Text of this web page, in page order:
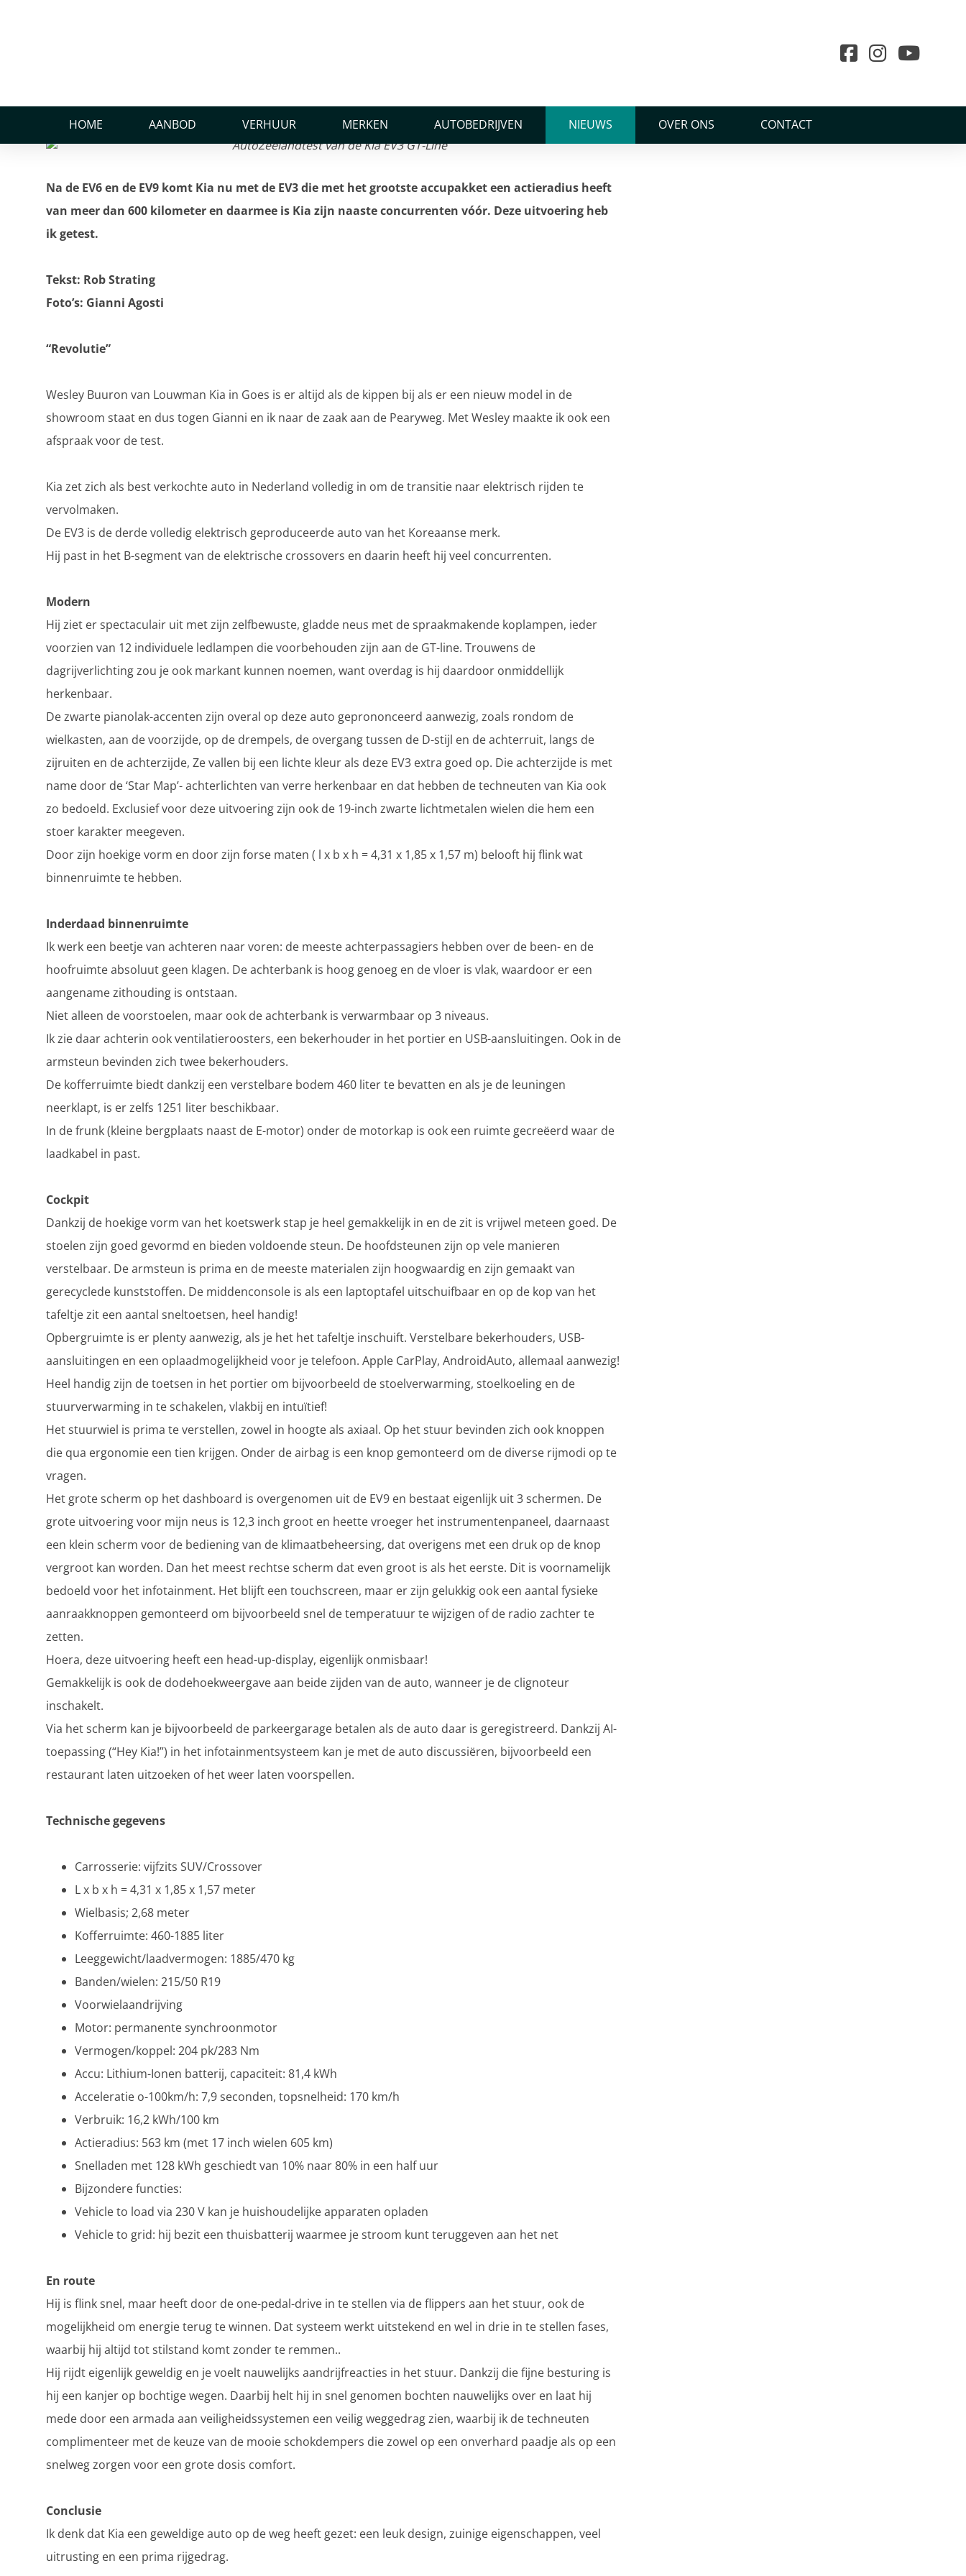
HOME AANBOD VERHUUR MERKEN AUTOBEDRIJVEN NIEUWS OVER ONS CONTACT
25 november 2024
Na de EV6 en de EV9 komt Kia nu met de EV3 die met het grootste accupakket een actieradius heeft
van meer dan 600 kilometer en daarmee is Kia zijn naaste concurrenten vóór. Deze uitvoering heb
ik getest.
Tekst: Rob Strating
Foto’s: Gianni Agosti
“Revolutie”
Wesley Buuron van Louwman Kia in Goes is er altijd als de kippen bij als er een nieuw model in de
showroom staat en dus togen Gianni en ik naar de zaak aan de Pearyweg. Met Wesley maakte ik ook een
afspraak voor de test.
Kia zet zich als best verkochte auto in Nederland volledig in om de transitie naar elektrisch rijden te
vervolmaken.
De EV3 is de derde volledig elektrisch geproduceerde auto van het Koreaanse merk.
Hij past in het B-segment van de elektrische crossovers en daarin heeft hij veel concurrenten.
Modern
Hij ziet er spectaculair uit met zijn zelfbewuste, gladde neus met de spraakmakende koplampen, ieder
voorzien van 12 individuele ledlampen die voorbehouden zijn aan de GT-line. Trouwens de
dagrijverlichting zou je ook markant kunnen noemen, want overdag is hij daardoor onmiddellijk
herkenbaar.
De zwarte pianolak-accenten zijn overal op deze auto geprononceerd aanwezig, zoals rondom de
wielkasten, aan de voorzijde, op de drempels, de overgang tussen de D-stijl en de achterruit, langs de
zijruiten en de achterzijde, Ze vallen bij een lichte kleur als deze EV3 extra goed op. Die achterzijde is met
name door de ‘Star Map’- achterlichten van verre herkenbaar en dat hebben de techneuten van Kia ook
zo bedoeld. Exclusief voor deze uitvoering zijn ook de 19-inch zwarte lichtmetalen wielen die hem een
stoer karakter meegeven.
Door zijn hoekige vorm en door zijn forse maten ( l x b x h = 4,31 x 1,85 x 1,57 m) belooft hij flink wat
binnenruimte te hebben.
Inderdaad binnenruimte
Ik werk een beetje van achteren naar voren: de meeste achterpassagiers hebben over de been- en de
hoofruimte absoluut geen klagen. De achterbank is hoog genoeg en de vloer is vlak, waardoor er een
aangename zithouding is ontstaan.
Niet alleen de voorstoelen, maar ook de achterbank is verwarmbaar op 3 niveaus.
Ik zie daar achterin ook ventilatieroosters, een bekerhouder in het portier en USB-aansluitingen. Ook in de
armsteun bevinden zich twee bekerhouders.
De kofferruimte biedt dankzij een verstelbare bodem 460 liter te bevatten en als je de leuningen
neerklapt, is er zelfs 1251 liter beschikbaar.
In de frunk (kleine bergplaats naast de E-motor) onder de motorkap is ook een ruimte gecreëerd waar de
laadkabel in past.
Cockpit
Dankzij de hoekige vorm van het koetswerk stap je heel gemakkelijk in en de zit is vrijwel meteen goed. De
stoelen zijn goed gevormd en bieden voldoende steun. De hoofdsteunen zijn op vele manieren
verstelbaar. De armsteun is prima en de meeste materialen zijn hoogwaardig en zijn gemaakt van
gerecyclede kunststoffen. De middenconsole is als een laptoptafel uitschuifbaar en op de kop van het
tafeltje zit een aantal sneltoetsen, heel handig!
Opbergruimte is er plenty aanwezig, als je het het tafeltje inschuift. Verstelbare bekerhouders, USB-
aansluitingen en een oplaadmogelijkheid voor je telefoon. Apple CarPlay, AndroidAuto, allemaal aanwezig!
Heel handig zijn de toetsen in het portier om bijvoorbeeld de stoelverwarming, stoelkoeling en de
stuurverwarming in te schakelen, vlakbij en intuïtief!
Het stuurwiel is prima te verstellen, zowel in hoogte als axiaal. Op het stuur bevinden zich ook knoppen
die qua ergonomie een tien krijgen. Onder de airbag is een knop gemonteerd om de diverse rijmodi op te
vragen.
Het grote scherm op het dashboard is overgenomen uit de EV9 en bestaat eigenlijk uit 3 schermen. De
grote uitvoering voor mijn neus is 12,3 inch groot en heette vroeger het instrumentenpaneel, daarnaast
een klein scherm voor de bediening van de klimaatbeheersing, dat overigens met een druk op de knop
vergroot kan worden. Dan het meest rechtse scherm dat even groot is als het eerste. Dit is voornamelijk
bedoeld voor het infotainment. Het blijft een touchscreen, maar er zijn gelukkig ook een aantal fysieke
aanraakknoppen gemonteerd om bijvoorbeeld snel de temperatuur te wijzigen of de radio zachter te
zetten.
Hoera, deze uitvoering heeft een head-up-display, eigenlijk onmisbaar!
Gemakkelijk is ook de dodehoekweergave aan beide zijden van de auto, wanneer je de clignoteur
inschakelt.
Via het scherm kan je bijvoorbeeld de parkeergarage betalen als de auto daar is geregistreerd. Dankzij AI-
toepassing (“Hey Kia!”) in het infotainmentsysteem kan je met de auto discussiëren, bijvoorbeeld een
restaurant laten uitzoeken of het weer laten voorspellen.
Technische gegevens
Carrosserie: vijfzits SUV/Crossover
L x b x h = 4,31 x 1,85 x 1,57 meter
Wielbasis; 2,68 meter
Kofferruimte: 460-1885 liter
Leeggewicht/laadvermogen: 1885/470 kg
Banden/wielen: 215/50 R19
Voorwielaandrijving
Motor: permanente synchroonmotor
Vermogen/koppel: 204 pk/283 Nm
Accu: Lithium-Ionen batterij, capaciteit: 81,4 kWh
Acceleratie o-100km/h: 7,9 seconden, topsnelheid: 170 km/h
Verbruik: 16,2 kWh/100 km
Actieradius: 563 km (met 17 inch wielen 605 km)
Snelladen met 128 kWh geschiedt van 10% naar 80% in een half uur
Bijzondere functies:
Vehicle to load via 230 V kan je huishoudelijke apparaten opladen
Vehicle to grid: hij bezit een thuisbatterij waarmee je stroom kunt teruggeven aan het net
En route
Hij is flink snel, maar heeft door de one-pedal-drive in te stellen via de flippers aan het stuur, ook de
mogelijkheid om energie terug te winnen. Dat systeem werkt uitstekend en wel in drie in te stellen fases,
waarbij hij altijd tot stilstand komt zonder te remmen..
Hij rijdt eigenlijk geweldig en je voelt nauwelijks aandrijfreacties in het stuur. Dankzij die fijne besturing is
hij een kanjer op bochtige wegen. Daarbij helt hij in snel genomen bochten nauwelijks over en laat hij
mede door een armada aan veiligheidssystemen een veilig weggedrag zien, waarbij ik de techneuten
complimenteer met de keuze van de mooie schokdempers die zowel op een onverhard paadje als op een
snelweg zorgen voor een grote dosis comfort.
Conclusie
Ik denk dat Kia een geweldige auto op de weg heeft gezet: een leuk design, zuinige eigenschappen, veel
uitrusting en een prima rijgedrag.